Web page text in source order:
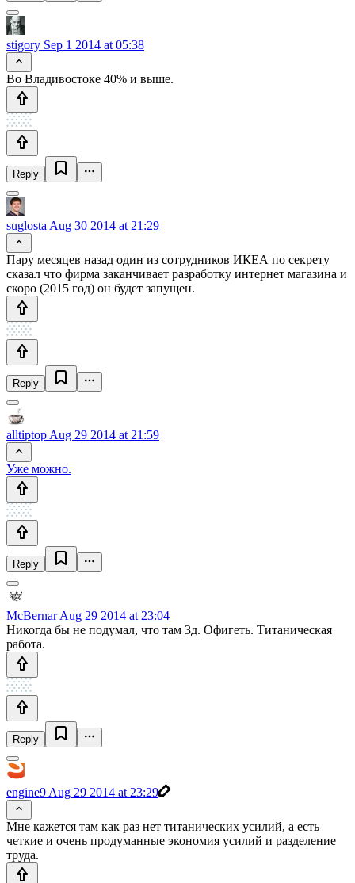
stigory Sep 1 2014 at 05:38
Во Владивостоке 40% и выше.
Reply
suglosta Aug 30 2014 at 21:29
Пару месяцев назад один из сотрудников ИКЕА по секрету
сказал что фирма заканчивает разработку интернет магазина и
скоро (2015 год) он будет запущен.
Reply
alltiptop Aug 29 2014 at 21:59
Уже можно.
Reply
McBernarAug 29 2014 at 23:04
Никогда бы не подумал, что там 3д. Офигеть. Титаническая
работа.
Reply
engine9 Aug 29 2014 at 23:29
Мне кажется там как раз нет титанических усилий, а есть
четкие и очень продуманные экономия усилий и разделение
труда.